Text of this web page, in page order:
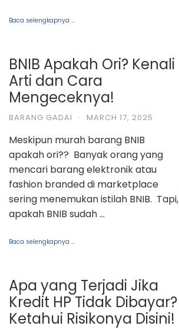
Baca selengkapnya ...
BNIB Apakah Ori? Kenali
Arti dan Cara
Mengeceknya!
BARANG GADAI · MARCH 17, 2025
Meskipun murah barang BNIB
apakah ori?? Banyak orang yang
mencari barang elektronik atau
fashion branded di marketplace
sering menemukan istilah BNIB. Tapi,
apakah BNIB sudah …
Baca selengkapnya ...
Apa yang Terjadi Jika
Kredit HP Tidak Dibayar?
Ketahui Risikonya Disini!